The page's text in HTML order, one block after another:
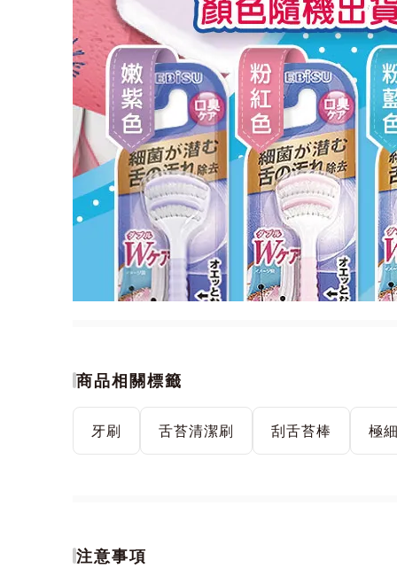
商品相關標籤
牙刷 舌苔清潔刷 刮舌苔棒 極
注意事項